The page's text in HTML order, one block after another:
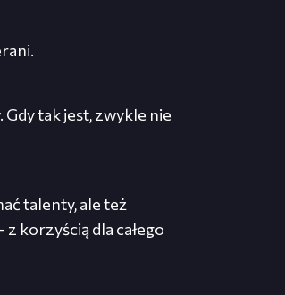
tak jest, zwykle nie
talenty, ale też
korzyścią dla całego